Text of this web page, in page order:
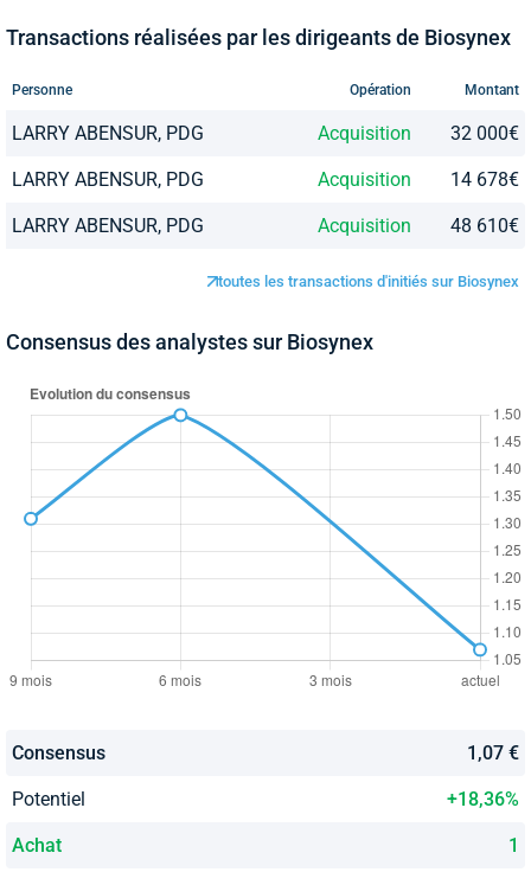
Transactions réalisées par les dirigeants de Biosynex
Personne Opération Montant
LARRY ABENSUR, PDG Acquisition 32 000€
LARRY ABENSUR, PDG Acquisition 14 678€
LARRY ABENSUR, PDG Acquisition 48 610€
toutes les transactions d'initiés sur Biosynex
Consensus des analystes sur Biosynex
Consensus 1,07 €
Potentiel +18,36%
Achat 1